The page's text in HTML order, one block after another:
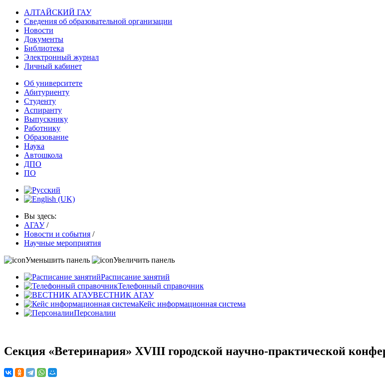
АЛТАЙСКИЙ ГАУ
Сведения об образовательной организации
Новости
Документы
Библиотека
Электронный журнал
Личный кабинет
Об университете
Абитуриенту
Студенту
Аспиранту
Выпускнику
Работнику
Образование
Наука
Автошкола
ДПО
ПО
Вы здесь:
АГАУ /
Новости и события /
Научные мероприятия
Уменьшить панель
Увеличить панель
Расписание занятий
Телефонный справочник
ВЕСТНИК АГАУ
Кейс информационная система
Персоналии
Секция «Ветеринария» XVIII городской научно-практической